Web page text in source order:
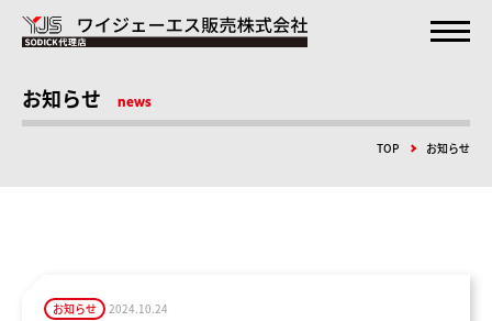
お知らせ news
TOP お知らせ
お知らせ 2024.10.24